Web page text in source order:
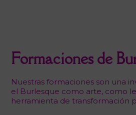
Formaciones de
Nuestras formaciones son una
el Burlesque como arte, como
herramienta de transformación